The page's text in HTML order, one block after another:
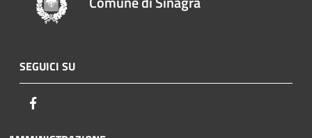
SEGUICI SU